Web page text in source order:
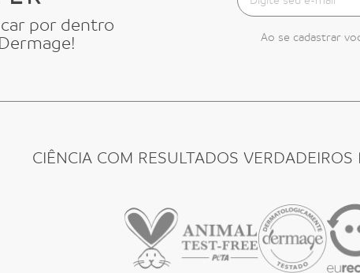
por dentro
Ao se cadastrar
CIÊNCIA COM RESULTADOS VERDADEIROS